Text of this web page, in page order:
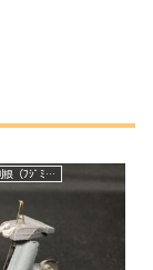
1/700 重巡洋艦 利根（ﾌｼﾞﾐ・完）